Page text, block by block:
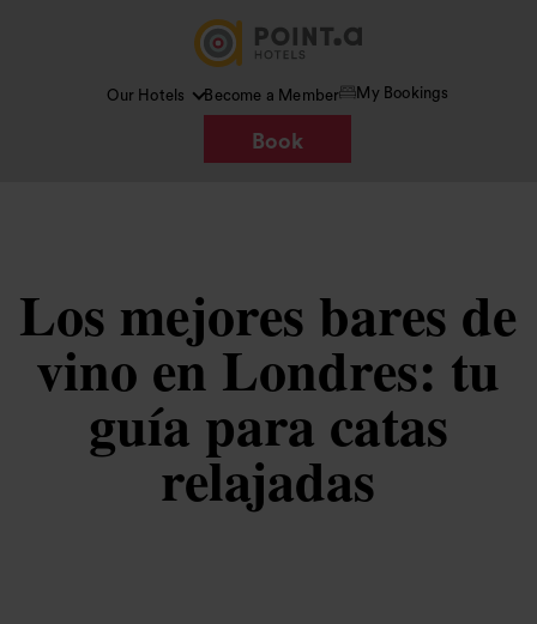
Our Hotels Become a Member My Bookings
Book
Los mejores bares de
vino en Londres: tu
guía para catas
relajadas